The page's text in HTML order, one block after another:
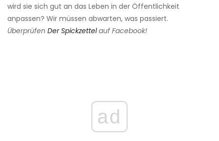
wird sie sich gut an das Leben in der Öffentlichkeit
anpassen? Wir müssen abwarten, was passiert.
Überprüfen Der Spickzettelauf Facebook!
ad